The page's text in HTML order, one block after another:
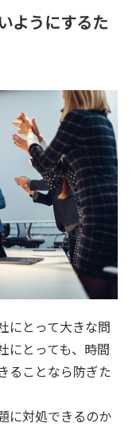
ようにするた
にとって大きな問
にとっても、時間
ることなら防ぎた
に対処できるのか